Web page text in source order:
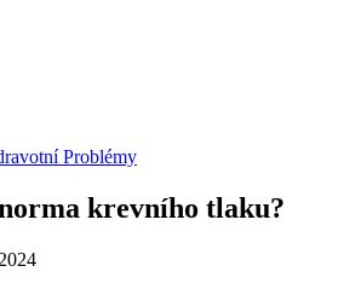
Problémy
krevního tlaku?